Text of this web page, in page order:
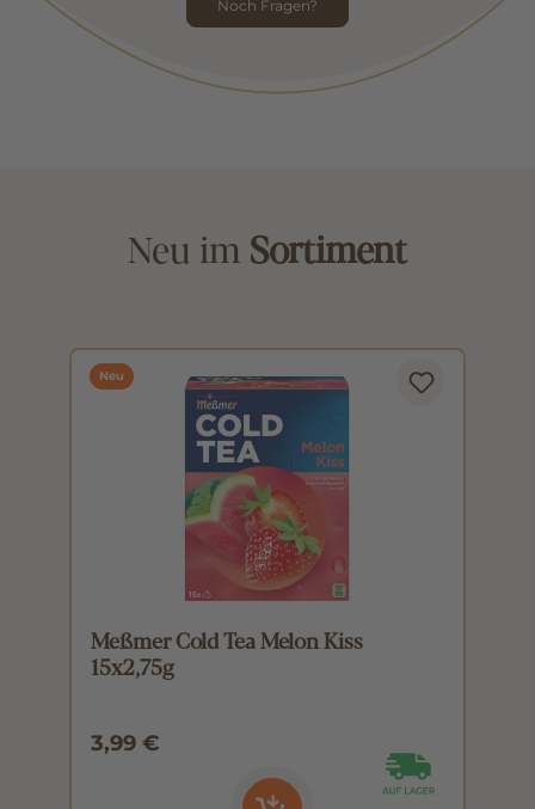
Noch Fragen?
Neu im Sortiment
Neu
Meßmer Cold Tea Melon Kiss
15x2,75g
3,99 €